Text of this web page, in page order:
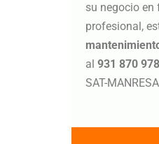
su negocio en
profesional,
al 931 870 978
SAT-